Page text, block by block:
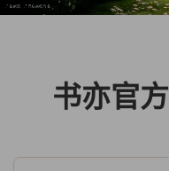
书亦官方